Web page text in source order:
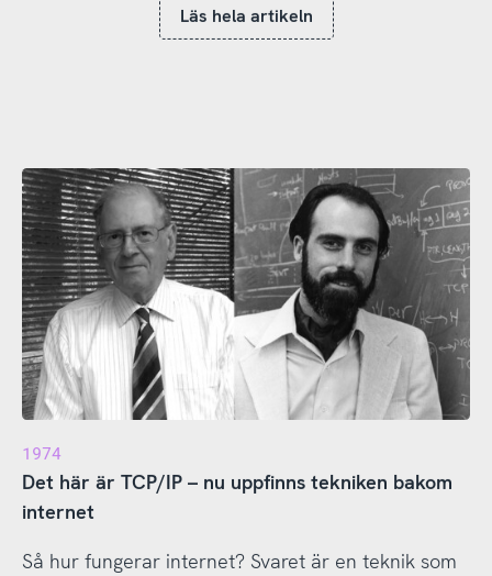
Läs hela artikeln
1974
Det här är TCP/IP – nu uppfinns tekniken bakom
internet
Så hur fungerar internet? Svaret är en teknik som